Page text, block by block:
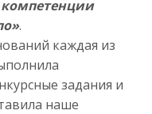
.
каждая из
задания и
наше